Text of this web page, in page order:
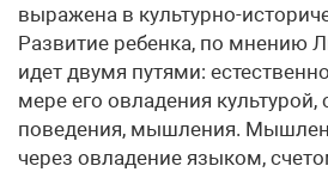
выражена в культурно-
Развитие ребенка, по мнению
идет двумя путями:
мере его овладения культурой,
поведения, мышления.
через овладение языком,